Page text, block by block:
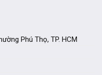
Phú Thọ, TP. HCM